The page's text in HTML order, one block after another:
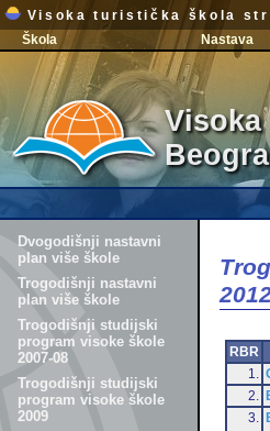
Visoka turistička škola
Škola
Nastava
Dvogodišnji nastavni
plan više škole
Trogodišnji nastavni
plan više škole
Trogodišnji studijski
program visoke škole
2007-08
Trogodišnji studijski
program visoke škole
2009
RBR
1.
2.
3.